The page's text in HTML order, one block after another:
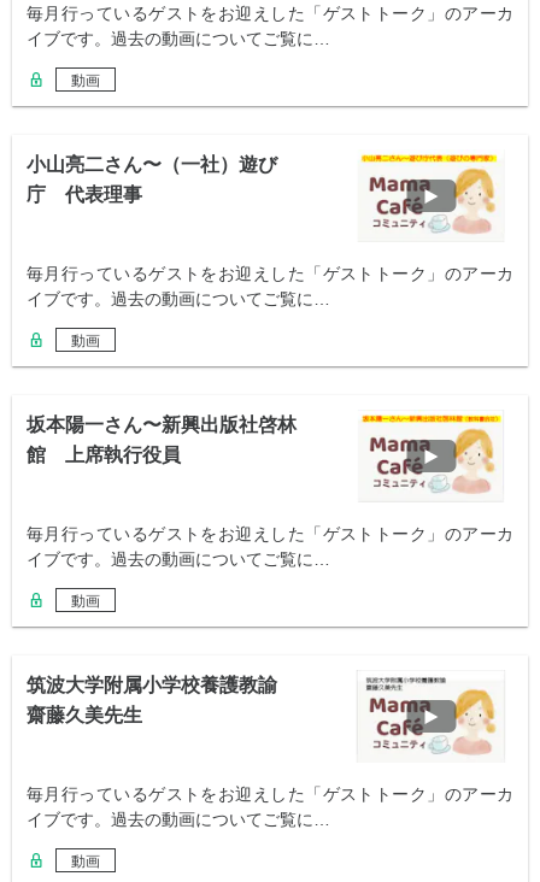
毎月行っているゲストをお迎えした「ゲストトーク」のアーカ
イブです。過去の動画についてご覧に…
動画
小山亮二さん〜（一社）遊び
庁 代表理事
毎月行っているゲストをお迎えした「ゲストトーク」のアーカ
イブです。過去の動画についてご覧に…
動画
坂本陽一さん〜新興出版社啓林
館 上席執行役員
毎月行っているゲストをお迎えした「ゲストトーク」のアーカ
イブです。過去の動画についてご覧に…
動画
筑波大学附属小学校養護教諭
齋藤久美先生
毎月行っているゲストをお迎えした「ゲストトーク」のアーカ
イブです。過去の動画についてご覧に…
動画